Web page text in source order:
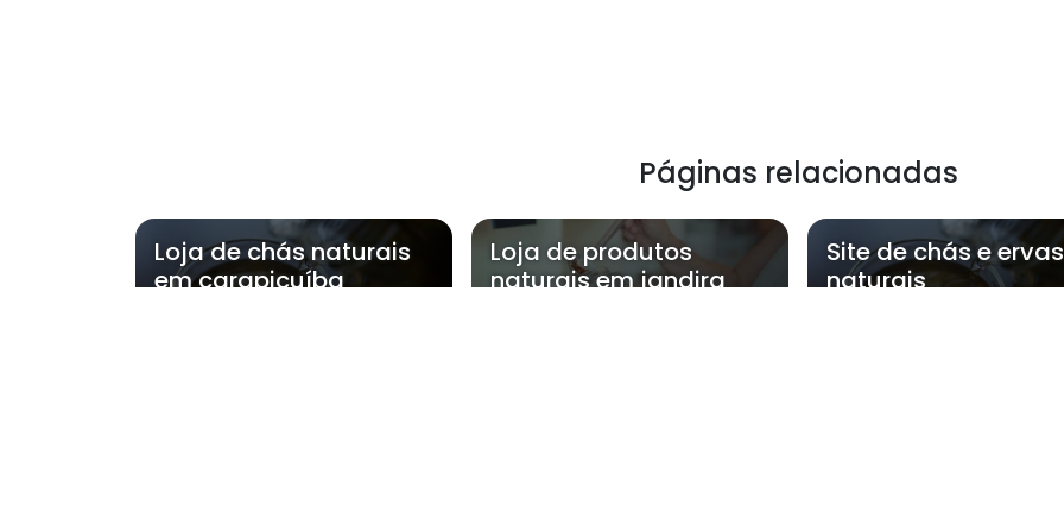
Páginas relacionadas
Loja de chás naturais
em carapicuíba
Loja de produtos
naturais em jandira
Site de chás e ervas
naturais